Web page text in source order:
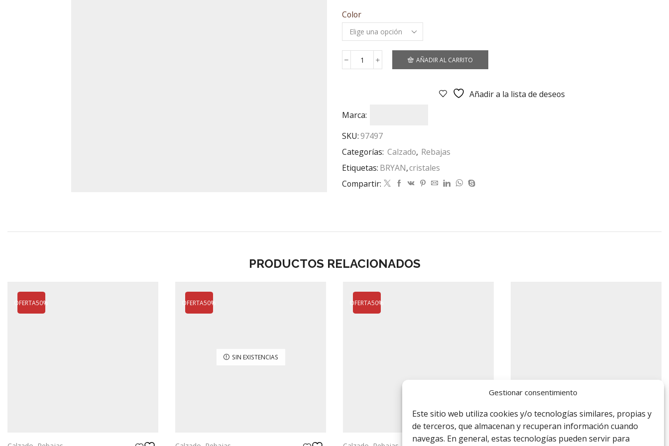
Gestionar consentimiento
Este sitio web utiliza cookies y/o tecnologías similares, propias y
de terceros, que almacenan y recuperan información cuando
navegas. En general, estas tecnologías pueden servir para
Color
6303
AÑADIR AL CARRITO
Añadir a la lista de deseos
Marca:
SKU:97497
Categorías: Calzado, Rebajas
Etiquetas: BRYAN,cristales
Compartir:
PRODUCTOS RELACIONADOS
OFERTA50% OFERTA50%
SIN EXISTENCIAS
OFERTA50%